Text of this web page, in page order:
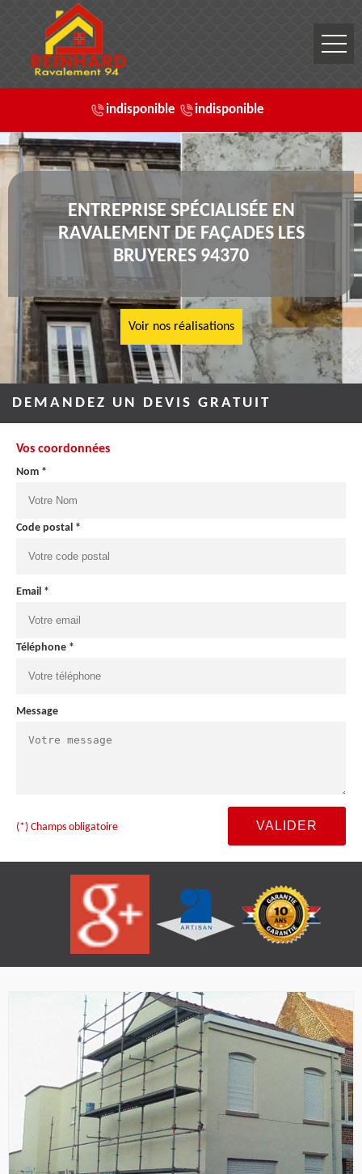
indisponible indisponible
ENTREPRISE SPÉCIALISÉE EN
RAVALEMENT DE FAÇADES LES
BRUYERES 94370
Voir nos réalisations
DEMANDEZ UN DEVIS GRATUIT
Vos coordonnées
Nom *
Code postal *
Email *
Téléphone *
Message
(*) Champs obligatoire